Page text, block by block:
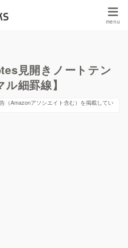
見開きノートテン
細罫線】
（Amazonアソシエイト含む）を掲載してい